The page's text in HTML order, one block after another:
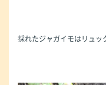
採れたジャガイモはリュッ